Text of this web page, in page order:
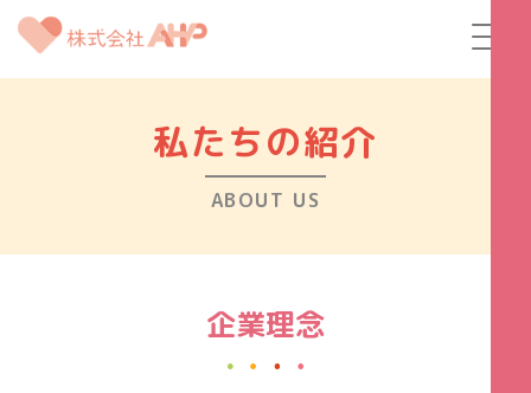
私たちの紹介
ABOUT US
企業理念